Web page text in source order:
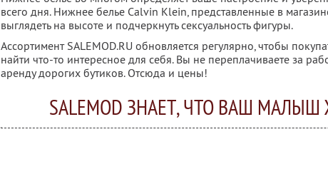
всего дня. Нижнее белье Calvin Klein, представленные в
выглядеть на высоте и подчеркнуть сексуальность фигуры.
Ассортимент SALEMOD.RU обновляется регулярно, чтобы
найти что-то интересное для себя. Вы не переплачиваете за
аренду дорогих бутиков. Отсюда и цены!
SALEMOD ЗНАЕТ, ЧТО ВАШ